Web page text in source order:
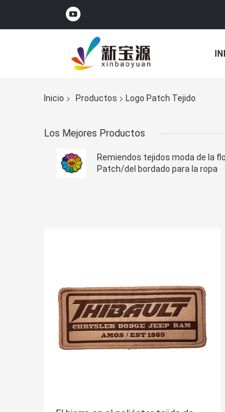
Inicio
Productos Logo Patch Tejido
Los Mejores Productos
Remiendos tejidos moda de la
Patch/del bordado para la ropa